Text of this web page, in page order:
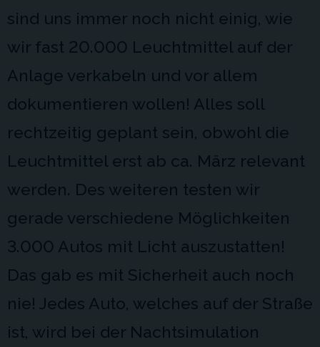
sind uns immer noch nicht einig, wie
wir fast 20.000 Leuchtmittel auf der
Anlage verkabeln und vor allem
dokumentieren wollen! Alles soll
rechtzeitig geplant sein, obwohl die
Leuchtmittel erst ab ca. März relevant
werden. Des weiteren testen wir
gerade verschiedene Möglichkeiten
3.000 Autos mit Licht auszustatten!
Das gab es mit Sicherheit auch noch
nie! Jedes Auto, welches auf der Straße
ist, wird bei der Nachtsimulation